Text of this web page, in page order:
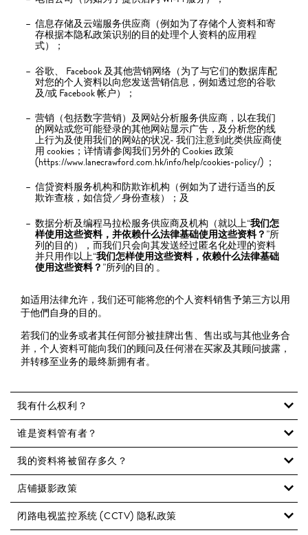
信息存储及云端服务供应商（例如为了存储个人资料和寄
存根据本隐私政策识别的目的处理个人资料的应用程
式）；
谷歌、 Facebook 及其他营销网络（为了与它们的数据库配
对您的个人资料以向您发送营销信息，例如透过您的谷歌
及/或 Facebook 帐户）；
营销（包括数字营销）及网站分析服务供应商，以在我们
的网站或您可能登录的其他网站显示广告，及分析您的线
上行为及使用我们的网站的状况- 我们注意到此类供应商使
用 cookies；详情请参阅我们另外的 Cookies 政策
(https://www.lanecrawford.com.hk/info/help/cookies-policy/) ；
信贷资料服务机构和防欺诈机构（例如为了进行适当的反
欺诈查核，如信贷／身份查核）；及
数据分析及编程马拉松服务供应商及机构（就以上“我们怎
样使用这些资料，并依赖什么法律基础使用这些资料？ ”所
列的目的），而我们只会向其发送经过匿名化处理的资料
并只用作以上“我们怎样使用这些资料，依赖什么法律基础
使用这些资料？ ”所列的目的 。
如适用法律允许，我们还可能将您的个人资料销售予第三方以用
于他們自身的目的。
若我们的业务或者其任何部分被挂牌出售、售出或与其他业务合
并，个人资料可能向我们的顾问及任何潜在买家及其顾问披露，
并转移至业务的最终新拥有者。
我有什么权利？
谁是资料管有者？
我的资料将被留存多久？
店铺摄影政策
闭路电视监控系统 (CCTV) 隐私政策